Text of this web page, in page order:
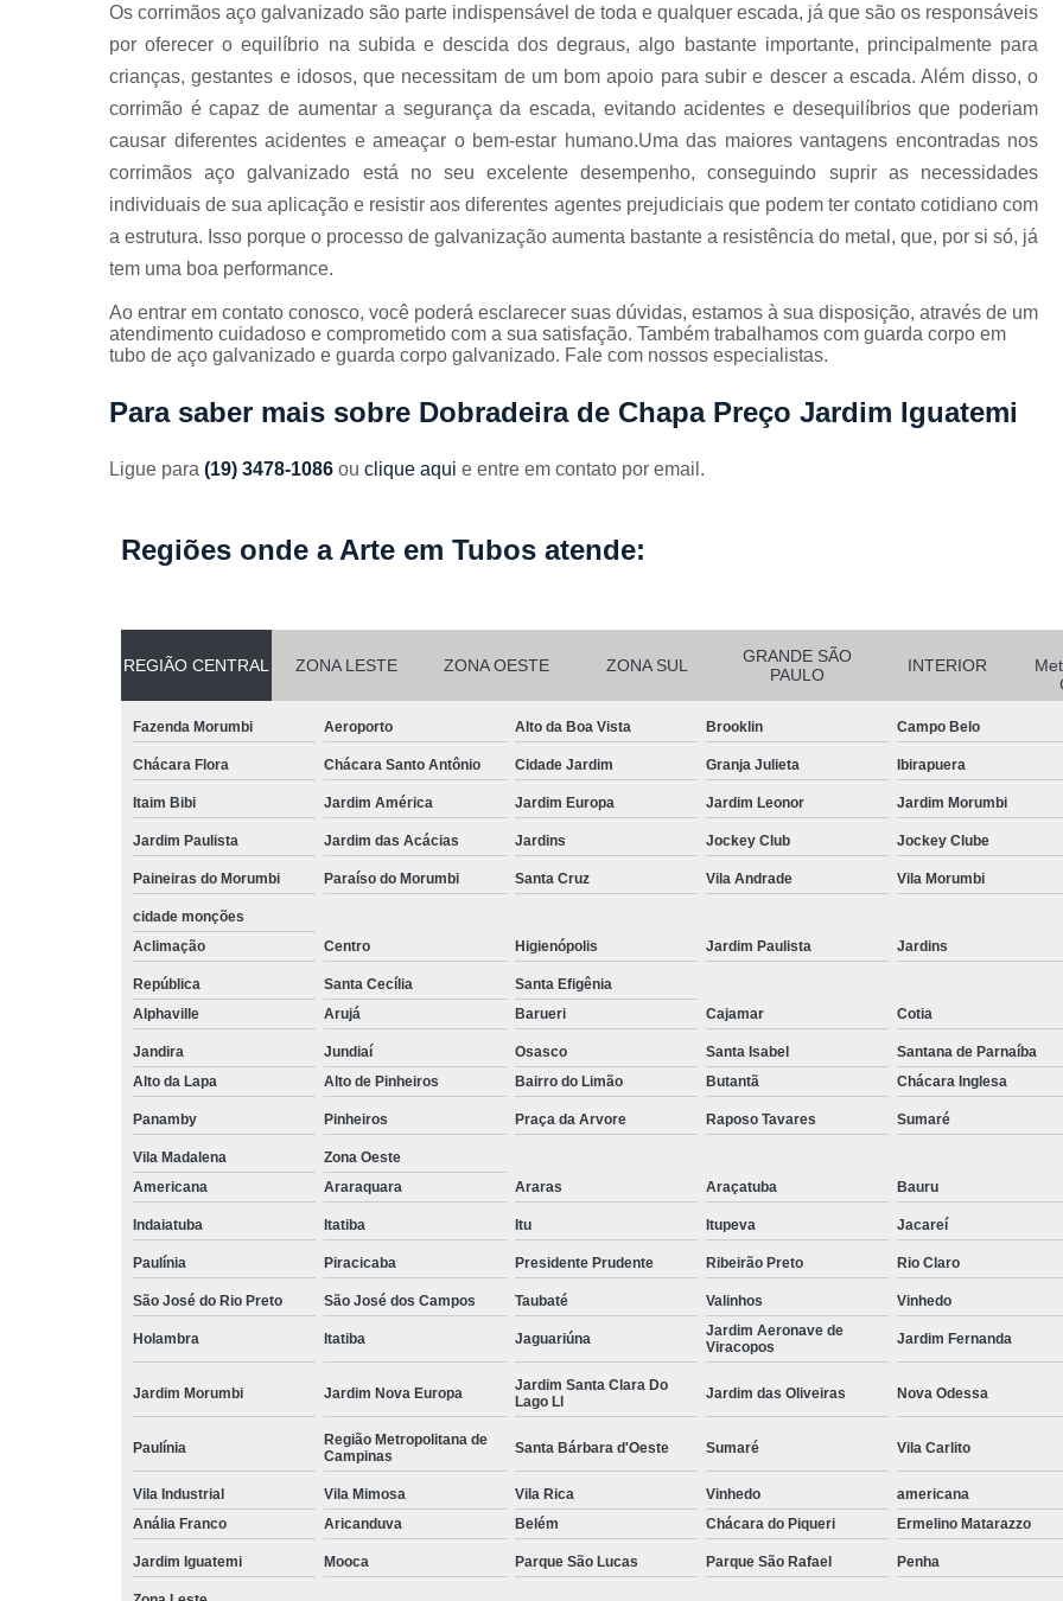
Guarda
corpos
Guarda
corpos inox
Serviços de
dobra
aço
aço carbono
Corrimão Escada Interna Ferro
Corrimão Ferro de Escada
Corrimão Ferro para Escada
Corrimão Ferro Quadrado
Corrimão com Ferro Tipo
Corrimão de Escada de Ferro
Corrimão Galvanizado
Corrimão de Inox para
Corte a Laser em Chapa
Corte a Laser Oxigênio
Corte e Dobra de Chapa a Laser
Solda a Laser
Corte a Laser em Chapa de
Corte Chapa a Laser
Corte de Chapa Inox a Laser
Curvamento de Tubos a
Curvamento de Tubos de
Corte e Dobra Chapa
Corte e
Dobra Chapa de Alumínio
Dobra de Chapa de
Dobra de Chapa de Ferro
Dobradeira de Chapa
Dobra de
Dobra de Tubo Redondo
Dobra Tubo Quadrado
Dobra
Empresa Corte a Laser
Os corrimãos aço galvanizado são parte indispensável de toda e qualquer escada, já que são os responsáveis
por oferecer o equilíbrio na subida e descida dos degraus, algo bastante importante, principalmente para
crianças, gestantes e idosos, que necessitam de um bom apoio para subir e descer a escada. Além disso, o
corrimão é capaz de aumentar a segurança da escada, evitando acidentes e desequilíbrios que poderiam
causar diferentes acidentes e ameaçar o bem-estar humano.Uma das maiores vantagens encontradas nos
corrimãos aço galvanizado está no seu excelente desempenho, conseguindo suprir as necessidades
individuais de sua aplicação e resistir aos diferentes agentes prejudiciais que podem ter contato cotidiano com
a estrutura. Isso porque o processo de galvanização aumenta bastante a resistência do metal, que, por si só, já
tem uma boa performance.
Ao entrar em contato conosco, você poderá esclarecer suas dúvidas, estamos à sua disposição, através de um
atendimento cuidadoso e comprometido com a sua satisfação. Também trabalhamos com guarda corpo em
tubo de aço galvanizado e guarda corpo galvanizado. Fale com nossos especialistas.
Para saber mais sobre Dobradeira de Chapa Preço Jardim Iguatemi
Ligue para (19) 3478-1086 ou clique aqui e entre em contato por email.
Regiões onde a Arte em Tubos atende:
REGIÃO CENTRAL ZONA LESTE ZONA OESTE ZONA SUL
GRANDE SÃO
PAULO
INTERIOR
Fazenda Morumbi Aeroporto Alto da Boa Vista Brooklin Campo Belo
Chácara Flora Chácara Santo Antônio Cidade Jardim Granja Julieta Ibirapuera
Itaim Bibi Jardim América Jardim Europa Jardim Leonor Jardim Morumbi
Jardim Paulista Jardim das Acácias Jardins Jockey Club Jockey Clube
Paineiras do Morumbi Paraíso do Morumbi Santa Cruz Vila Andrade Vila Morumbi
cidade monções
Aclimação
Centro Higienópolis Jardim Paulista Jardins
República Santa Cecília
Santa Efigênia
Alphaville
Arujá Barueri Cajamar Cotia
Jandira Jundiaí Osasco Santa Isabel Santana de Parnaíba
Alto da Lapa
Alto de Pinheiros Bairro do Limão Butantã Chácara Inglesa
Panamby Pinheiros Praça da Arvore Raposo Tavares Sumaré
Vila Madalena
Zona Oeste
Americana
Araraquara Araras Araçatuba Bauru
Indaiatuba Itatiba Itu Itupeva Jacareí
Paulínia Piracicaba Presidente Prudente Ribeirão Preto Rio Claro
São José do Rio Preto São José dos Campos Taubaté Valinhos Vinhedo
Holambra Itatiba Jaguariúna
Jardim Aeronave de
Viracopos
Jardim Fernanda
Jardim Morumbi Jardim Nova Europa
Jardim Santa Clara Do
Lago Ll
Jardim das Oliveiras Nova Odessa
Paulínia
Região Metropolitana de
Campinas
Santa Bárbara d'Oeste Sumaré Vila Carlito
Vila Industrial Vila Mimosa Vila Rica Vinhedo
americana
Anália Franco
Aricanduva Belém Chácara do Piqueri Ermelino Matarazzo
Jardim Iguatemi Mooca Parque São Lucas Parque São Rafael Penha